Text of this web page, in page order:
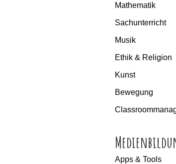
Mathematik
Sachunterricht
Musik
Ethik & Religion
Kunst
Bewegung
Apps & Tools